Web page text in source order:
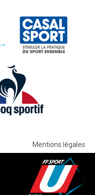
Mentions légales